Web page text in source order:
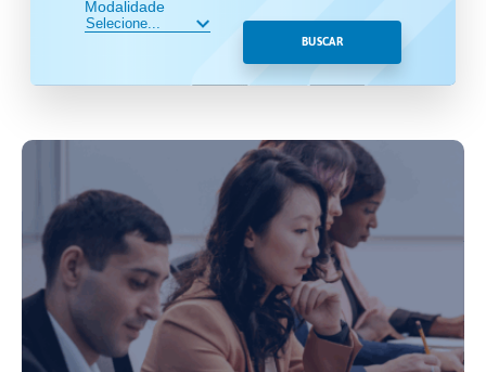
Modalidade
BUSCAR